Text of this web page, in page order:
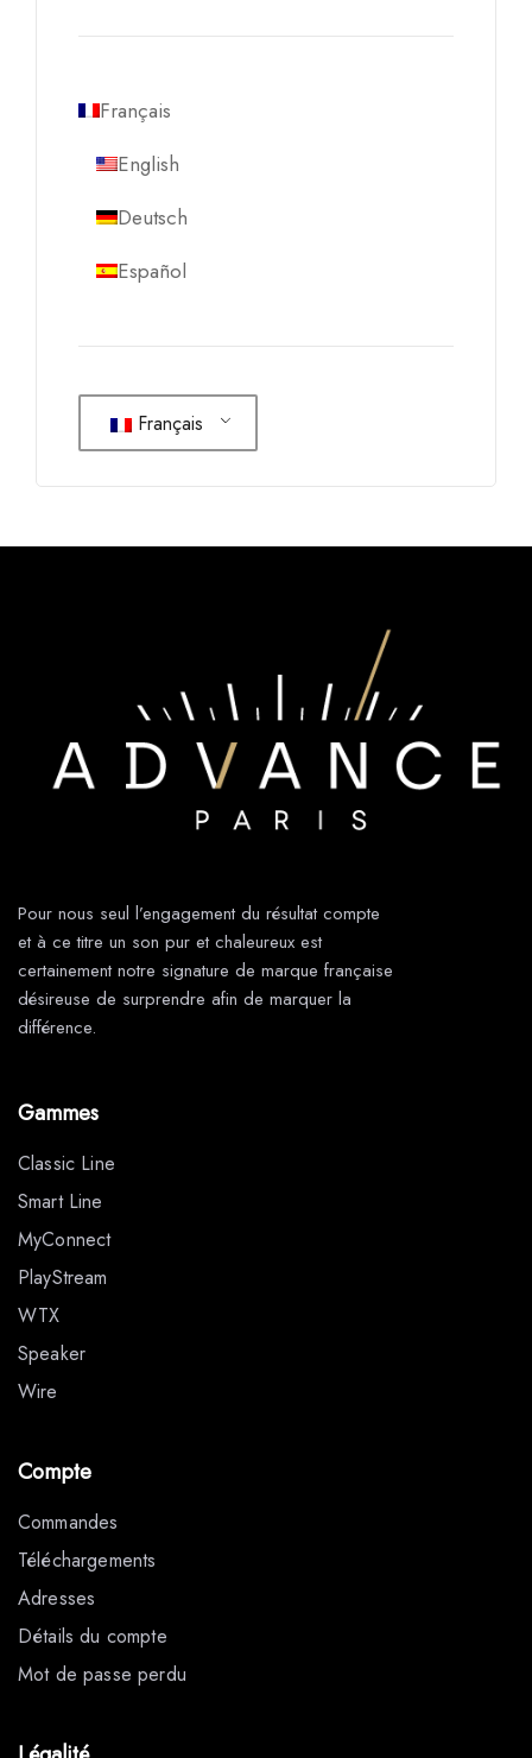
Français
English
Deutsch
Español
Français
Pour nous seul l’engagement du résultat compte
et à ce titre un son pur et chaleureux est
certainement notre signature de marque française
désireuse de surprendre afin de marquer la
différence.
Gammes
Classic Line
Smart Line
MyConnect
PlayStream
WTX
Speaker
Wire
Compte
Commandes
Téléchargements
Adresses
Détails du compte
Mot de passe perdu